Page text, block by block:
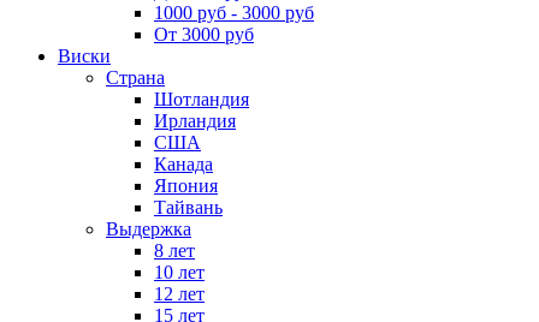
1000 руб - 3000 руб
От 3000 руб
Виски
Страна
Шотландия
Ирландия
США
Канада
Япония
Тайвань
Выдержка
8 лет
10 лет
12 лет
15 лет